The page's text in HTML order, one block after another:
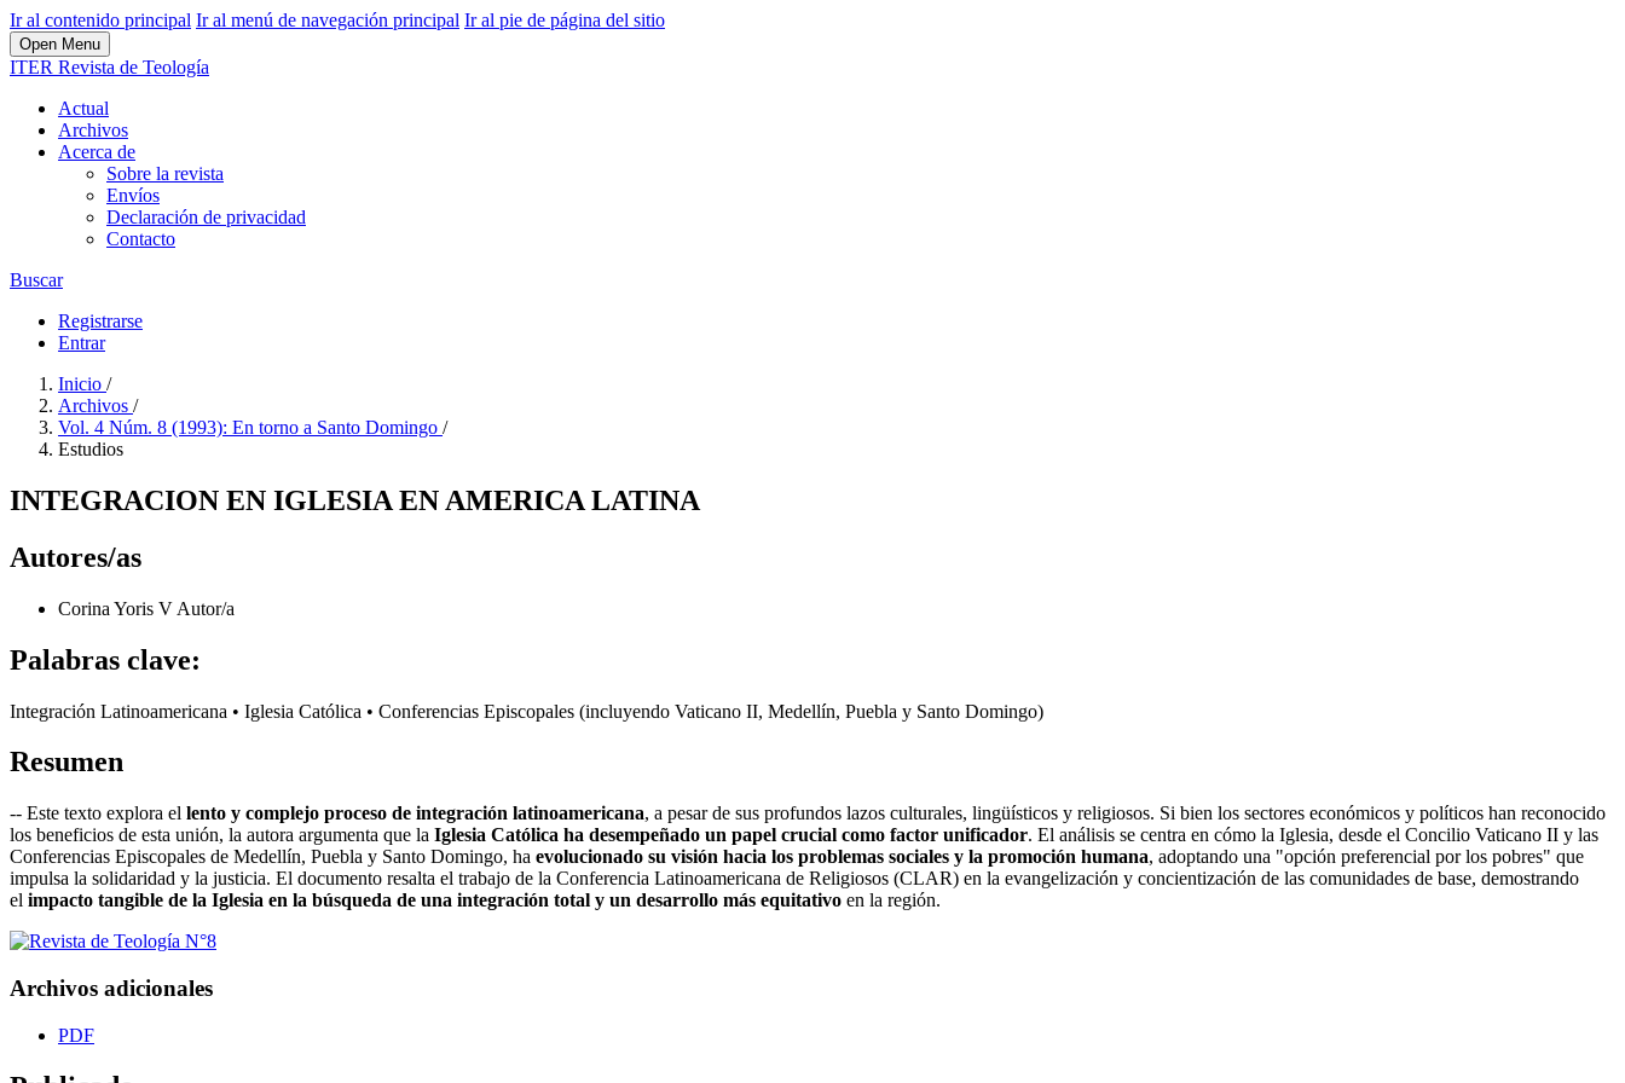
Ir al contenido principal Ir al menú de navegación principal Ir al pie de página del sitio
Open Menu
ITER Revista de Teología
Actual
Archivos
Acerca de
Sobre la revista
Envíos
Declaración de privacidad
Contacto
Buscar
Registrarse
Entrar
Inicio /
Archivos /
Vol. 4 Núm. 8 (1993): En torno a Santo Domingo /
Estudios
INTEGRACION EN IGLESIA EN AMERICA LATINA
Autores/as
Corina Yoris V Autor/a
Palabras clave:
Integración Latinoamericana • Iglesia Católica • Conferencias Episcopales (incluyendo Vaticano II, Medellín, Puebla y Santo Domingo)
Resumen
-- Este texto explora el lento y complejo proceso de integración latinoamericana, a pesar de sus profundos lazos culturales, lingüísticos y religiosos. Si bien los sectores económicos y políticos han reconocido
los beneficios de esta unión, la autora argumenta que la Iglesia Católica ha desempeñado un papel crucial como factor unificador. El análisis se centra en cómo la Iglesia, desde el Concilio Vaticano II y las
Conferencias Episcopales de Medellín, Puebla y Santo Domingo, ha evolucionado su visión hacia los problemas sociales y la promoción humana, adoptando una "opción preferencial por los pobres" que
impulsa la solidaridad y la justicia. El documento resalta el trabajo de la Conferencia Latinoamericana de Religiosos (CLAR) en la evangelización y concientización de las comunidades de base, demostrando
el impacto tangible de la Iglesia en la búsqueda de una integración total y un desarrollo más equitativo en la región.
Archivos adicionales
PDF